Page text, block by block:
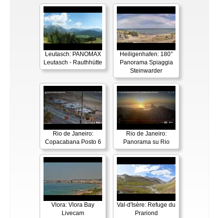
Leutasch: PANOMAX
Leutasch - Rauthhütte
Heiligenhafen: 180°
Panorama Spiaggia
Steinwarder
Rio de Janeiro:
Copacabana Posto 6
Rio de Janeiro:
Panorama su Rio
Vlora: Vlora Bay
Livecam
Val-d'Isère: Refuge du
Prariond